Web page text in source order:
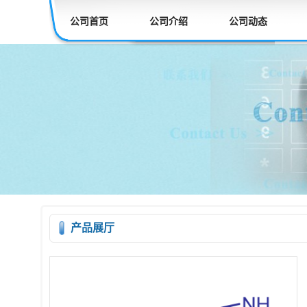
公司首页 公司介绍 公司动态
产品展厅